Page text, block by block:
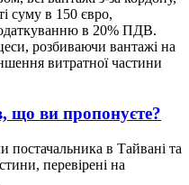
суму в 150 євро,
в 20% ПДВ.
розбиваючи вантажі на
витратної частини
що ви пропонуєте?
в Тайвані та
перевірені на